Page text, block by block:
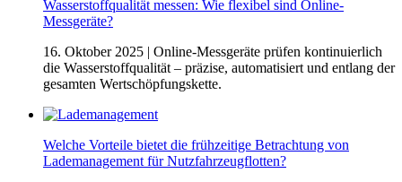
Wasserstoffqualität messen: Wie flexibel sind Online-
Messgeräte?
16. Oktober 2025 | Online-Messgeräte prüfen kontinuierlich
die Wasserstoffqualität – präzise, automatisiert und entlang der
gesamten Wertschöpfungskette.
Welche Vorteile bietet die frühzeitige Betrachtung von
Lademanagement für Nutzfahrzeugflotten?